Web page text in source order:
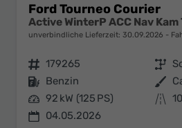
Ford Tourneo Courier
Active WinterP ACC Nav Kam
unverbindliche Lieferzeit: 30.09.2026
Fahrzeugnr. 179265 Getriebe
Kraftstoff Benzin Außenfarbe
Leistung 92 kW (125 PS) Kilometerstand
04.05.2026